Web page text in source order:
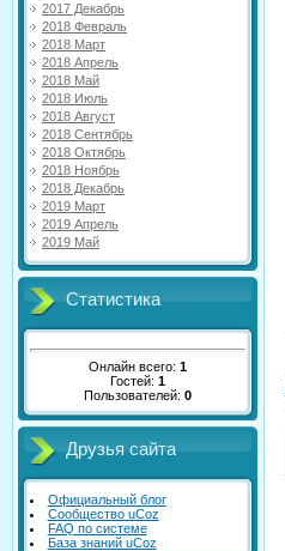
2017 Декабрь
2018 Февраль
2018 Март
2018 Апрель
2018 Май
2018 Июль
2018 Август
2018 Сентябрь
2018 Октябрь
2018 Ноябрь
2018 Декабрь
2019 Март
2019 Апрель
2019 Май
Статистика
Онлайн всего: 1
Гостей: 1
Пользователей: 0
Друзья сайта
Официальный блог
Сообщество uCoz
FAQ по системе
База знаний uCoz